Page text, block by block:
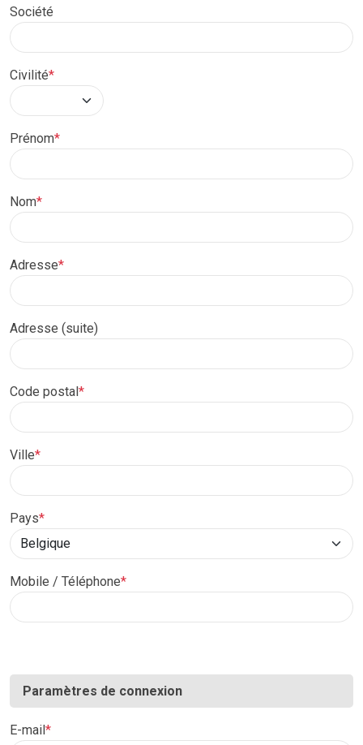
Société
Civilité*
Prénom*
Nom*
Adresse*
Adresse (suite)
Code postal*
Ville*
Pays*
Mobile / Téléphone*
Paramètres de connexion
E-mail*